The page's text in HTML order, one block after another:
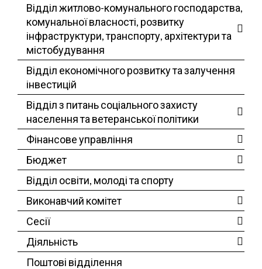
Відділ житлово-комунального господарства,
комунальної власності, розвитку
інфраструктури, транспорту, архітектури та
містобудування
Відділ економічного розвитку та залучення
інвестицій
Відділ з питань соціального захисту
населення та ветеранської політики
Фінансове управління
Бюджет
Відділ освіти, молоді та спорту
Виконавчий комітет
Сесії
Діяльність
Поштові відділення